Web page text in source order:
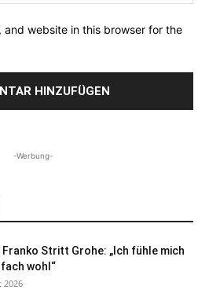
and website in this browser for the
-Werbung-
Franko Stritt Grohe: „Ich fühle mich
wohl“
2026